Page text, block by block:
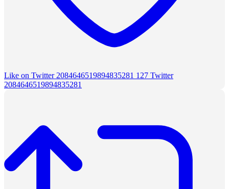
Like on Twitter 2084646519894835281 127 Twitter
2084646519894835281